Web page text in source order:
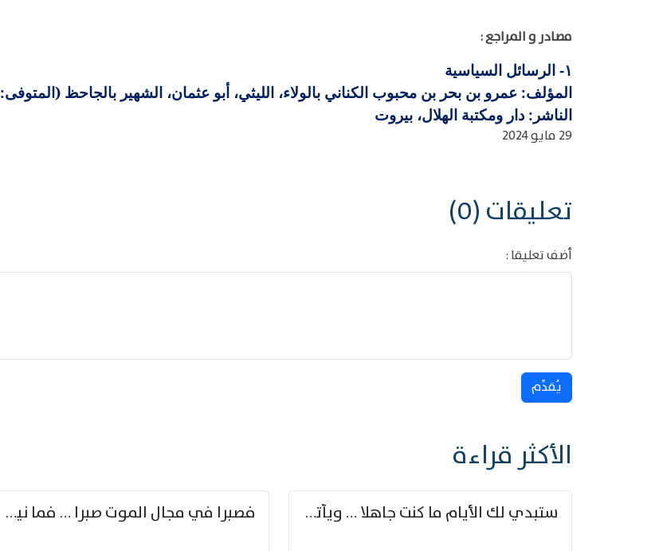
مصادر و المراجع :
١-
الرسائل السياسية
المؤلف: عمرو بن بحر بن محبوب الكناني بالولاء، الليثي، أبو عثمان، الشهير بالجاحظ (المتوفى: 255هـ)
الناشر: دار ومكتبة الهلال، بيروت
29 مايو 2024
تعليقات (0)
أضف تعليقا :
يُقدِّم
الأكثر قراءة
ستبدي لك الأيام ما كنت جاهلا … ويأتيك بالأخبار من لم تزوّد فصبرا في مجال الموت صبرا … فما نيل الخلود بمستطاع